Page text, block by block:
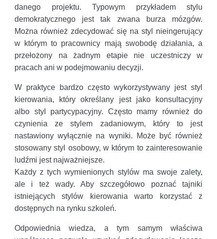
danego projektu. Typowym przykładem stylu
demokratycznego jest tak zwana burza mózgów.
Można również zdecydować się na styl nieingerujący
w którym to pracownicy mają swobodę działania, a
przełożony na żadnym etapie nie uczestniczy w
pracach ani w podejmowaniu decyzji.
W praktyce bardzo często wykorzystywany jest styl
kierowania, który określany jest jako konsultacyjny
albo styl partycypacyjny. Często mamy również do
czynienia ze stylem zadaniowym, który to jest
nastawiony wyłącznie na wyniki. Może być również
stosowany styl osobowy, w którym to zainteresowanie
ludźmi jest najważniejsze.
Każdy z tych wymienionych stylów ma swoje zalety,
ale i też wady. Aby szczegółowo poznać tajniki
istniejących stylów kierowania warto korzystać z
dostępnych na rynku szkoleń.
Odpowiednia wiedza, a tym samym właściwa